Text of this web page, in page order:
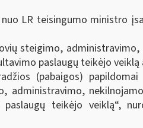
LR teisingumo ministro
steigimo,
paslaugų teikėjo veiklą
(pabaigos) papildomai
administravimo,
teikėjo veiklą“,